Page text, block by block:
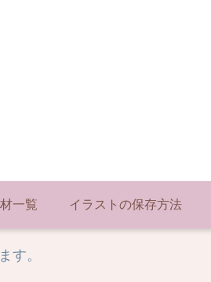
一覧 イラストの保存方法
す。